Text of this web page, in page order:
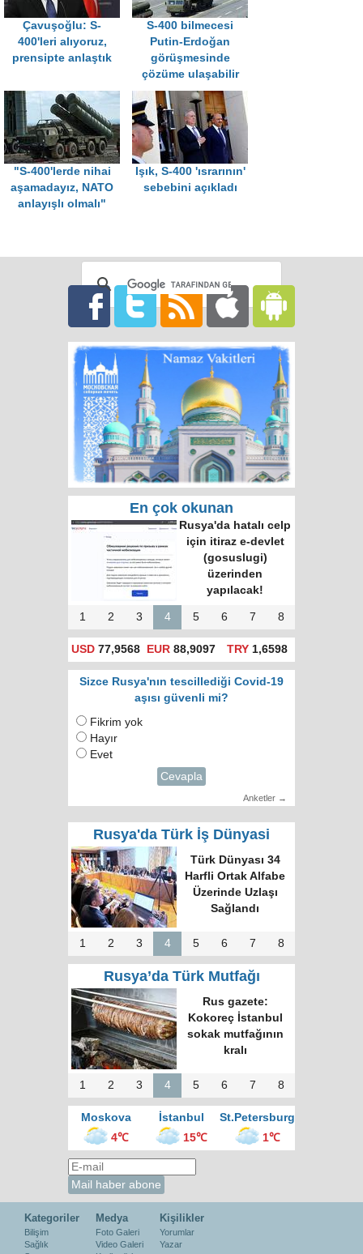
Çavuşoğlu: S-
400'leri alıyoruz,
prensipte anlaştık
S-400 bilmecesi
Putin-Erdoğan
görüşmesinde
çözüme ulaşabilir
"S-400'lerde nihai
aşamadayız, NATO
anlayışlı olmalı"
Işık, S-400 'ısrarının'
sebebini açıkladı
En çok okunan
Rusya'da hatalı celp
için itiraz e-devlet
(gosuslugi)
üzerinden
yapılacak!
1 2 3 4 5 6 7 8
USD 77,9568 EUR 88,9097 TRY1,6598
Sizce Rusya'nın tescillediği Covid-19
aşısı güvenli mi?
Fikrim yok
Hayır
Evet
Cevapla
Anketler →
Rusya'da Türk İş Dünyasi
Türk Dünyası 34
Harfli Ortak Alfabe
Üzerinde Uzlaşı
Sağlandı
1 2 3 4 5 6 7 8
Rusya’da Türk Mutfağı
Rus gazete:
Kokoreç İstanbul
sokak mutfağının
kralı
1 2 3 4 5 6 7 8
Moskova İstanbul
St.Petersburg
4℃
15℃ 1℃
Kategoriler
Bilişim
Sağlık
Medya
Foto Galeri
Video Galeri
Kişilikler
Yorumlar
Yazar